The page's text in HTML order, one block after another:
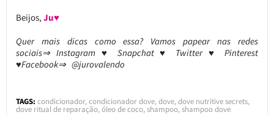
Beijos, Ju♥
Quer mais dicas como essa? Vamos papear nas redes
sociais⇒ Instagram ♥ Snapchat ♥ Twitter ♥ Pinterest
♥Facebook⇒ @jurovalendo
TAGS: condicionador,condicionador dove,dove,dove nutritive secrets,
dove ritual de reparação,óleo de coco,shampoo,shampoo dove